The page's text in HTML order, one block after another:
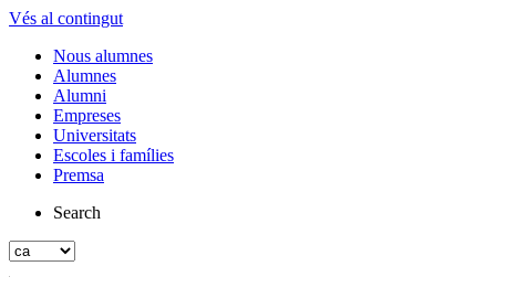
Vés al contingut
Nous alumnes
Alumnes
Alumni
Empreses
Universitats
Escoles i famílies
Premsa
Search